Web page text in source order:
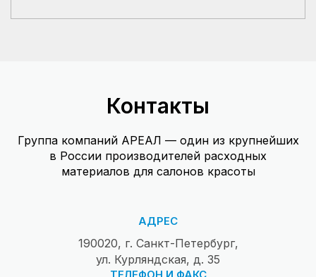
Контакты
Группа компаний АРЕАЛ — один из крупнейших
в России производителей расходных
материалов для салонов красоты
АДРЕС
190020, г. Санкт-Петербург,
ул. Курляндская, д. 35